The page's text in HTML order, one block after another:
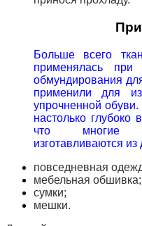
Больше всего
применялась при
обмундирования
применили для
упрочненной
настолько
что многие
изготавливаются из
повседневная
мебельная обшивка;
сумки;
мешки.